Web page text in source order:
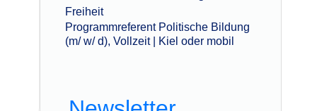
Freiheit
Programmreferent Politische Bildung
(m/ w/ d), Vollzeit | Kiel oder mobil